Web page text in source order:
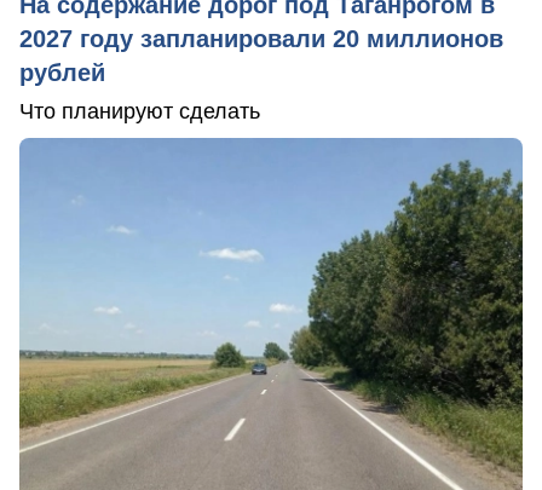
2027 году запланировали 20 миллионов
рублей
Что планируют сделать